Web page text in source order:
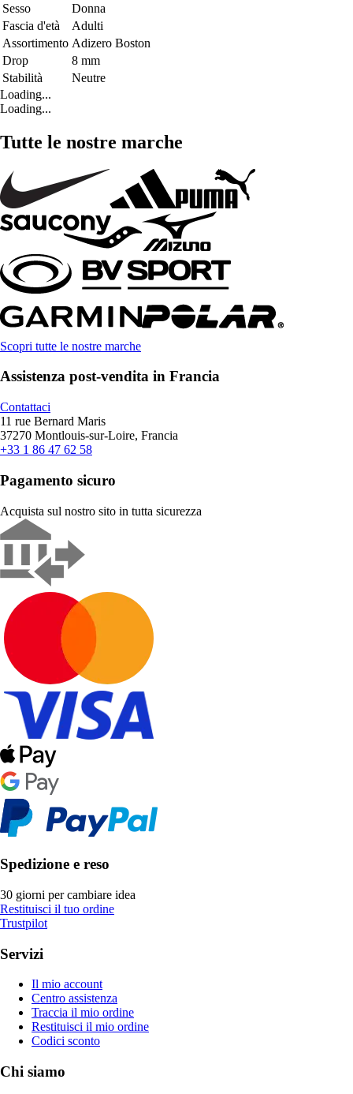
Sesso
Donna
Fascia d'età
Adulti
Assortimento Adizero Boston
Drop
8 mm
Stabilità
Neutre
Loading...
Loading...
Tutte le nostre marche
Scopri tutte le nostre marche
Assistenza post-vendita in Francia
Contattaci
11 rue Bernard Maris
37270 Montlouis-sur-Loire, Francia
+33 1 86 47 62 58
Pagamento sicuro
Acquista sul nostro sito in tutta sicurezza
Spedizione e reso
30 giorni per cambiare idea
Restituisci il tuo ordine
Trustpilot
Servizi
Il mio account
Centro assistenza
Traccia il mio ordine
Restituisci il mio ordine
Codici sconto
Chi siamo